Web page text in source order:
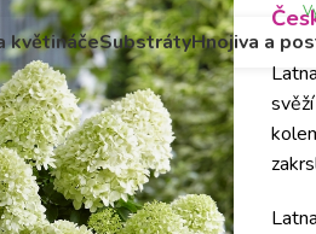
květináčeSubstrátyHnojiva a